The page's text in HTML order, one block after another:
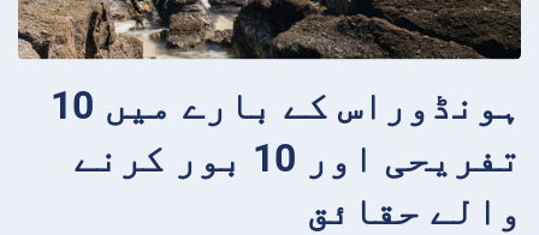
ہونڈوراس کے بارے میں 10
تفریحی اور 10 بور کرنے
والے حقائق